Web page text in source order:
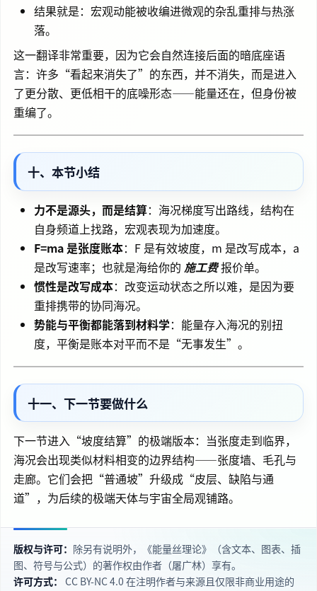
结果就是：宏观动能被收编进微观的杂乱重排与热涨
落。
这一翻译非常重要，因为它会自然连接后面的暗底座语
言：许多“看起来消失了”的东西，并不消失，而是进入
了更分散、更低相干的底噪形态——能量还在，但身份被
重编了。
十、本节小结
力不是源头，而是结算：海况梯度写出路线，结构在
自身频道上找路，宏观表现为加速度。
F=ma 是张度账本：F 是有效坡度，m 是改写成本，a
是改写速率；也就是海给你的 施工费报价单。
惯性是改写成本：改变运动状态之所以难，是因为要
重排携带的协同海况。
势能与平衡都能落到材料学：能量存入海况的别扭
度，平衡是账本对平而不是“无事发生”。
十一、下一节要做什么
下一节进入“坡度结算”的极端版本：当张度走到临界，
海况会出现类似材料相变的边界结构——张度墙、毛孔与
走廊。它们会把“普通坡”升级成“皮层、缺陷与通
道”，为后续的极端天体与宇宙全局观铺路。
版权与许可： 除另有说明外，《能量丝理论》（含文本、图表、插
图、符号与公式）的著作权由作者（屠广林）享有。
许可方式： CC BY‑NC 4.0 在注明作者与来源且仅限非商业用途的